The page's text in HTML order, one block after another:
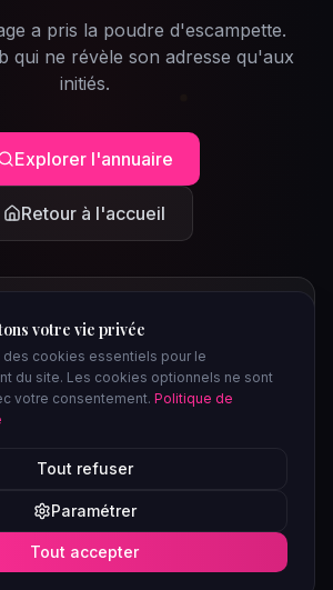
a pris la poudre d'escampette.
qui ne révèle son adresse qu'aux
initiés.
Explorer l'annuaire
Retour à l'accueil
Soirées ce week-end
votre vie privée
des cookies essentiels pour le
du site. Les cookies optionnels ne sont
votre consentement. Politique de
Tout refuser
Paramétrer
Tout accepter